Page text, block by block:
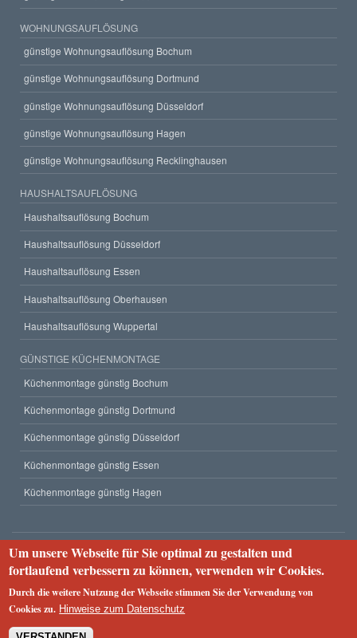
WOHNUNGSAUFLÖSUNG
günstige Wohnungsauflösung Bochum
günstige Wohnungsauflösung Dortmund
günstige Wohnungsauflösung Düsseldorf
günstige Wohnungsauflösung Hagen
günstige Wohnungsauflösung Recklinghausen
HAUSHALTSAUFLÖSUNG
Haushaltsauflösung Bochum
Haushaltsauflösung Düsseldorf
Haushaltsauflösung Essen
Haushaltsauflösung Oberhausen
Haushaltsauflösung Wuppertal
GÜNSTIGE KÜCHENMONTAGE
Küchenmontage günstig Bochum
Küchenmontage günstig Dortmund
Küchenmontage günstig Düsseldorf
Küchenmontage günstig Essen
Küchenmontage günstig Hagen
Unternehmen
Impressum Datenschutzerklärung Webseiten-Struktur
2023 © Rümpel Service 24
Um unsere Webseite für Sie optimal zu gestalten und
fortlaufend verbessern zu können, verwenden wir Cookies.
Durch die weitere Nutzung der Webseite stimmen Sie der Verwendung von
Cookies zu. Hinweise zum Datenschutz